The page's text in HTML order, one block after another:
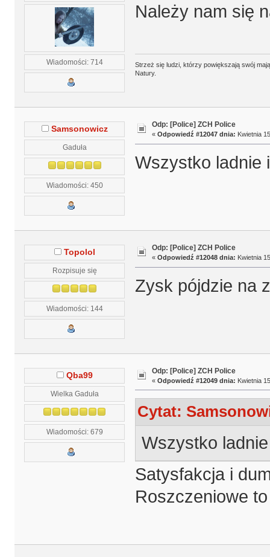
Wiadomości: 714
Należy nam się
Strzeż się ludzi, którzy powiększają swój
Natury.
Samsonowicz
Gaduła
Wiadomości: 450
Odp: [Police] ZCH Police
« Odpowiedź #12047 dnia: Kwietnia
Wszystko ladnie
Topolol
Rozpisuje się
Wiadomości: 144
Odp: [Police] ZCH Police
« Odpowiedź #12048 dnia: Kwietnia
Zysk pójdzie na
Qba99
Wielka Gaduła
Wiadomości: 679
Odp: [Police] ZCH Police
« Odpowiedź #12049 dnia: Kwietnia
Cytat:
Wszystko
Satysfakcja i
Roszczeniowe